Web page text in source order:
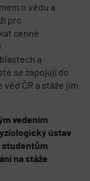
o vědu a
pro
cenné
a
se zapojují do
ČR a stáže jim
vedením
ústav
studentům
na stáže